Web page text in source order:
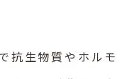
抗生物質やホルモ